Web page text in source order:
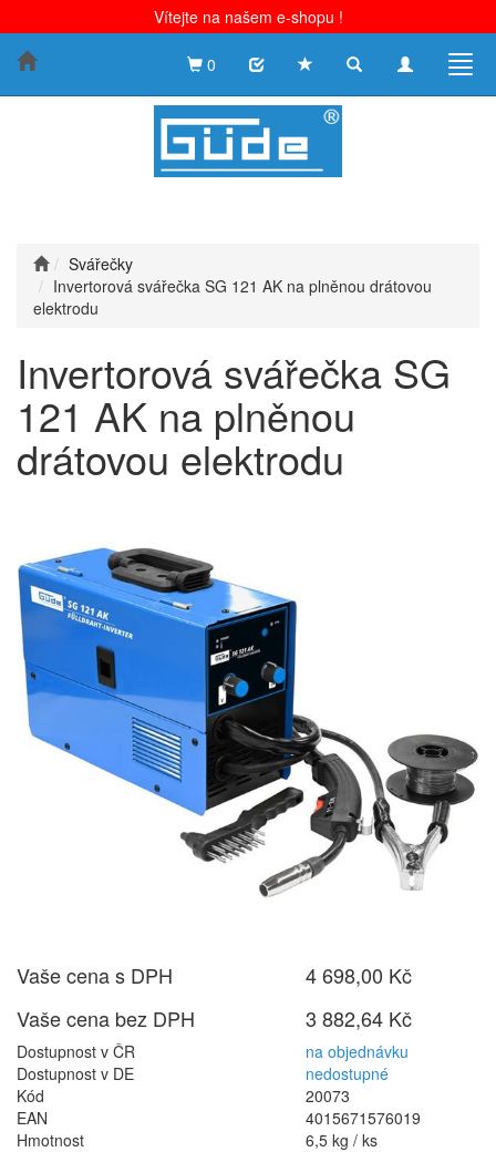
Vítejte na našem e-shopu !
Toggle
Toggle
0
Svářečky
Invertorová svářečka SG 121 AK na plněnou drátovou
elektrodu
Invertorová svářečka SG
121 AK na plněnou
drátovou elektrodu
Vaše cena s DPH
4 698,00 Kč
Vaše cena bez DPH
3 882,64 Kč
Dostupnost v ČR
na objednávku
Dostupnost v DE
nedostupné
Kód
20073
EAN
4015671576019
Hmotnost
6,5 kg / ks